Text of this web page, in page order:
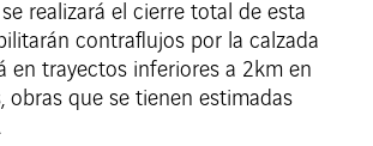
realizará el cierre total de esta
contraflujos por la calzada
en trayectos inferiores a 2km en
obras que se tienen estimadas